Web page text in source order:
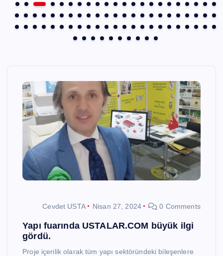
Cevdet USTA Nisan 27, 2024 0 Comments
Yapı fuarında USTALAR.COM büyük ilgi
gördü.
Proje içerilik olarak tüm yapı sektöründeki bileşenlere